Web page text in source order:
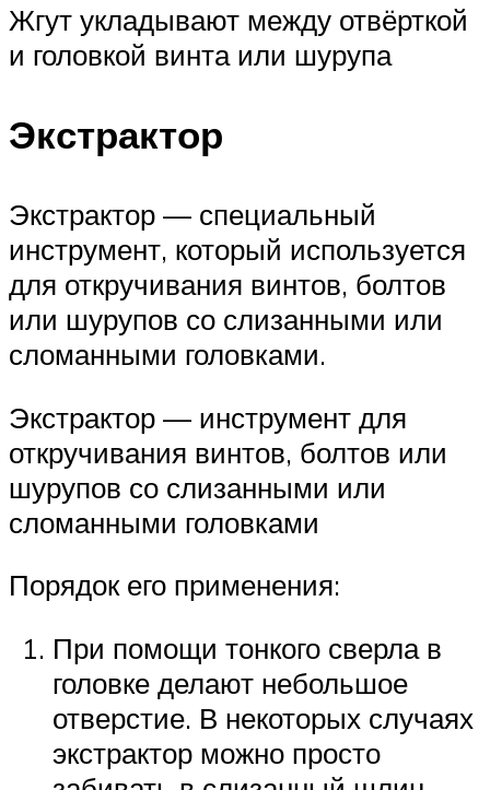
Жгут укладывают между отвёрткой
и головкой винта или шурупа
Экстрактор
Экстрактор — специальный
инструмент, который используется
для откручивания винтов, болтов
или шурупов со слизанными или
сломанными головками.
Экстрактор — инструмент для
откручивания винтов, болтов или
шурупов со слизанными или
сломанными головками
Порядок его применения:
При помощи тонкого сверла в
головке делают небольшое
отверстие. В некоторых случаях
экстрактор можно просто